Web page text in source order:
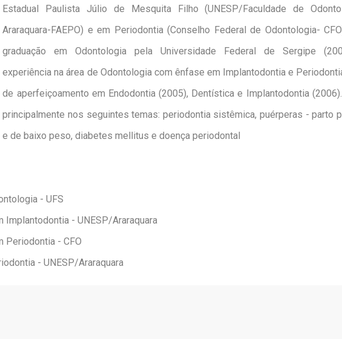
Estadual Paulista Júlio de Mesquita Filho (UNESP/Faculdade de
Araraquara-FAEPO) e em Periodontia (Conselho Federal de Odontologia-
graduação em Odontologia pela Universidade Federal de Sergipe
experiência na área de Odontologia com ênfase em Implantodontia e
de aperfeiçoamento em Endodontia (2005), Dentística e Implantodontia
principalmente nos seguintes temas: periodontia sistêmica, puérperas - parto
e de baixo peso, diabetes mellitus e doença periodontal
- UFS
Implantodontia - UNESP/Araraquara
Periodontia - CFO
- UNESP/Araraquara